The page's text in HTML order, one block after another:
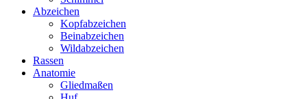
Abzeichen
Kopfabzeichen
Beinabzeichen
Wildabzeichen
Rassen
Anatomie
Gliedmaßen